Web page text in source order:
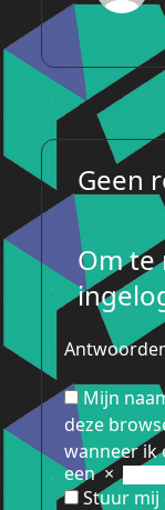
Geen
Om te
Mijn
deze
wanneer ik
een×
Stuur mij